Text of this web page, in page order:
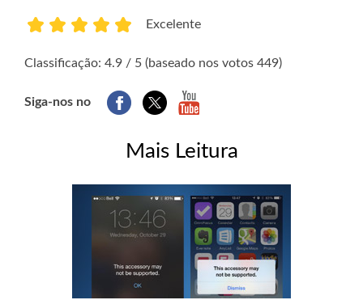
Excelente
Classificação: 4.9 / 5 (baseado nos votos 449)
Siga-nos no
Mais Leitura